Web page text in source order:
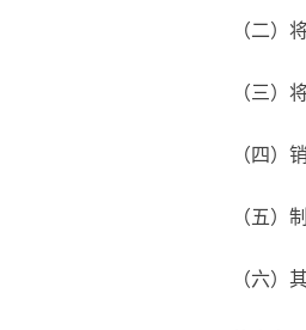
（二）
（三）
（四）
（五）
（六）